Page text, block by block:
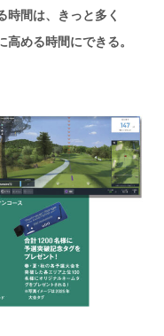
時間は、きっと多く
める時間にできる。